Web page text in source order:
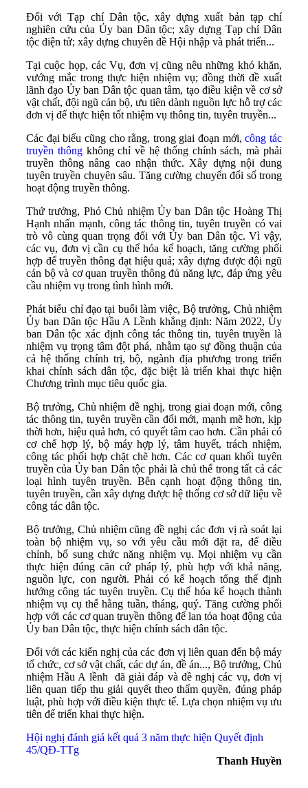
Đối với Tạp chí Dân tộc, xây dựng xuất bản tạp chí
nghiên cứu của Ủy ban Dân tộc; xây dựng Tạp chí Dân
tộc điện tử; xây dựng chuyên đề Hội nhập và phát triển...
Tại cuộc họp, các Vụ, đơn vị cũng nêu những khó khăn,
vướng mắc trong thực hiện nhiệm vụ; đồng thời đề xuất
lãnh đạo Ủy ban Dân tộc quan tâm, tạo điều kiện về cơ sở
vật chất, đội ngũ cán bộ, ưu tiên dành nguồn lực hỗ trợ các
đơn vị để thực hiện tốt nhiệm vụ thông tin, tuyên truyền...
Các đại biểu cũng cho rằng, trong giai đoạn mới,công tác
truyền thôngkhông chỉ về hệ thống chính sách, mà phải
truyền thông nâng cao nhận thức. Xây dựng nội dung
tuyên truyền chuyên sâu. Tăng cường chuyển đổi số trong
hoạt động truyền thông.
Thứ trưởng, Phó Chủ nhiệm Ủy ban Dân tộc Hoàng Thị
Hạnh nhấn mạnh, công tác thông tin, tuyên truyền có vai
trò vô cùng quan trọng đối với Ủy ban Dân tộc. Vì vậy,
các vụ, đơn vị cần cụ thể hóa kế hoạch, tăng cường phối
hợp để truyền thông đạt hiệu quả; xây dựng được đội ngũ
cán bộ và cơ quan truyền thông đủ năng lực, đáp ứng yêu
cầu nhiệm vụ trong tình hình mới.
Phát biểu chỉ đạo tại buổi làm việc, Bộ trưởng, Chủ nhiệm
Ủy ban Dân tộc Hầu A Lềnh khẳng định: Năm 2022, Ủy
ban Dân tộc xác định công tác thông tin, tuyên truyền là
nhiệm vụ trọng tâm đột phá, nhằm tạo sự đồng thuận của
cả hệ thống chính trị, bộ, ngành địa phương trong triển
khai chính sách dân tộc, đặc biệt là triển khai thực hiện
Chương trình mục tiêu quốc gia.
Bộ trưởng, Chủ nhiệm đề nghị, trong giai đoạn mới, công
tác thông tin, tuyên truyền cần đổi mới, mạnh mẽ hơn, kịp
thời hơn, hiệu quả hơn, có quyết tâm cao hơn. Cần phải có
cơ chế hợp lý, bộ máy hợp lý, tâm huyết, trách nhiệm,
công tác phối hợp chặt chẽ hơn. Các cơ quan khối tuyên
truyền của Ủy ban Dân tộc phải là chủ thể trong tất cả các
loại hình tuyên truyền. Bên cạnh hoạt động thông tin,
tuyên truyền, cần xây dựng được hệ thống cơ sở dữ liệu về
công tác dân tộc.
Bộ trưởng, Chủ nhiệm cũng đề nghị các đơn vị rà soát lại
toàn bộ nhiệm vụ, so với yêu cầu mới đặt ra, để điều
chỉnh, bổ sung chức năng nhiệm vụ. Mọi nhiệm vụ cần
thực hiện đúng căn cứ pháp lý, phù hợp với khả năng,
nguồn lực, con người. Phải có kế hoạch tổng thể định
hướng công tác tuyên truyền. Cụ thể hóa kế hoạch thành
nhiệm vụ cụ thể hằng tuần, tháng, quý. Tăng cường phối
hợp với các cơ quan truyền thông để lan tỏa hoạt động của
Ủy ban Dân tộc, thực hiện chính sách dân tộc.
Đối với các kiến nghị của các đơn vị liên quan đến bộ máy
tổ chức, cơ sở vật chất, các dự án, đề án..., Bộ trưởng, Chủ
nhiệm Hầu A lềnh đã giải đáp và đề nghị các vụ, đơn vị
liên quan tiếp thu giải quyết theo thẩm quyền, đúng pháp
luật, phù hợp với điều kiện thực tế. Lựa chọn nhiệm vụ ưu
tiên để triển khai thực hiện.
Hội nghị đánh giá kết quả 3 năm thực hiện Quyết định
45/QĐ-TTg
Thanh Huyền